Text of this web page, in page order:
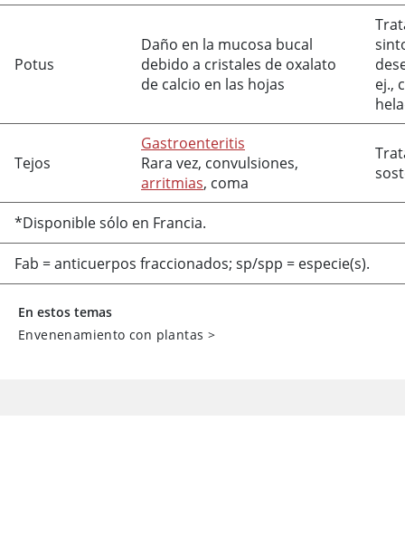
Potus
Daño en la mucosa bucal
debido a cristales de oxalato
de calcio en las hojas
ej.,
Tejos
Gastroenteritis
Rara vez, convulsiones,
arritmias, coma
*Disponible sólo en Francia.
Fab =anticuerpos fraccionados; sp/spp = especie(s).
En estos temas
Envenenamiento con plantas >